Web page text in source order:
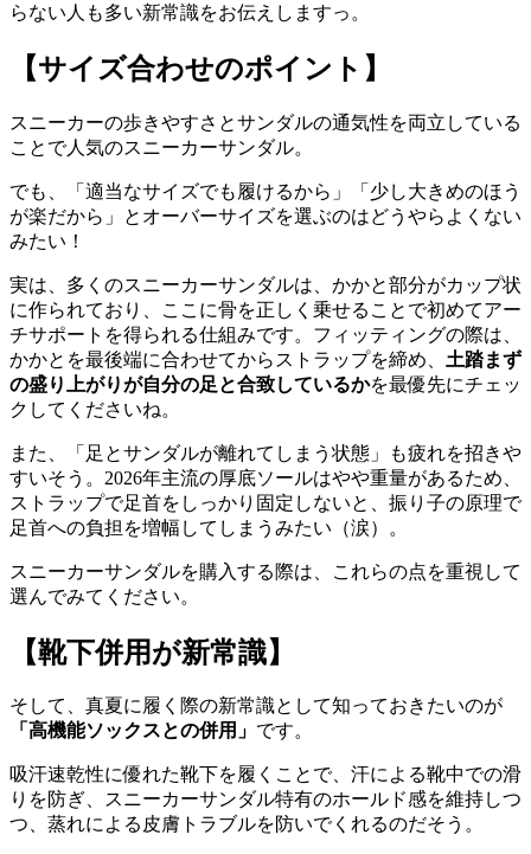
らない人も多い新常識をお伝えしますっ。
【サイズ合わせのポイント】
スニーカーの歩きやすさとサンダルの通気性を両立している
ことで人気のスニーカーサンダル。
でも、「適当なサイズでも履けるから」「少し大きめのほう
が楽だから」とオーバーサイズを選ぶのはどうやらよくない
みたい！
実は、多くのスニーカーサンダルは、かかと部分がカップ状
に作られており、ここに骨を正しく乗せることで初めてアー
チサポートを得られる仕組みです。フィッティングの際は、
かかとを最後端に合わせてからストラップを締め、 土踏まず
の盛り上がりが自分の足と合致しているかを最優先にチェッ
クしてくださいね。
また、「足とサンダルが離れてしまう状態」も疲れを招きや
すいそう。2026年主流の厚底ソールはやや重量があるため、
ストラップで足首をしっかり固定しないと、振り子の原理で
足首への負担を増幅してしまうみたい（涙）。
スニーカーサンダルを購入する際は、これらの点を重視して
選んでみてください。
【靴下併用が新常識】
そして、真夏に履く際の新常識として知っておきたいのが
「高機能ソックスとの併用」 です。
吸汗速乾性に優れた靴下を履くことで、汗による靴中での滑
りを防ぎ、スニーカーサンダル特有のホールド感を維持しつ
つ、蒸れによる皮膚トラブルを防いでくれるのだそう。